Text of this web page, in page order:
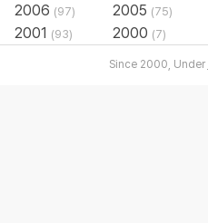
2006 (97) 2005 (75)
2001 (93) 2000 (7)
Since 2000, Under